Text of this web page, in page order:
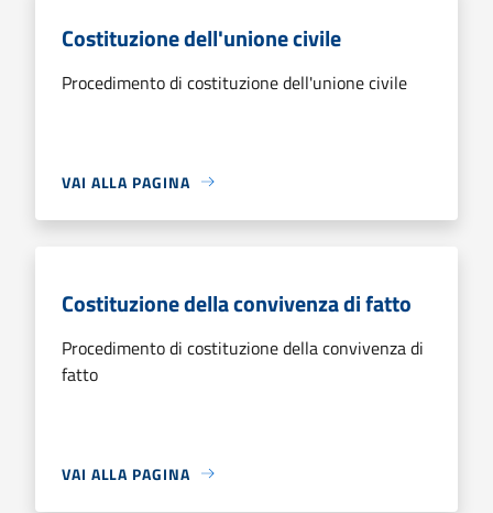
Costituzione dell'unione civile
Procedimento di costituzione dell'unione civile
VAI ALLA PAGINA
Costituzione della convivenza di fatto
Procedimento di costituzione della convivenza di
fatto
VAI ALLA PAGINA